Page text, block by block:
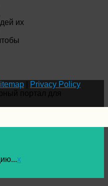
их
Privacy Policy
x